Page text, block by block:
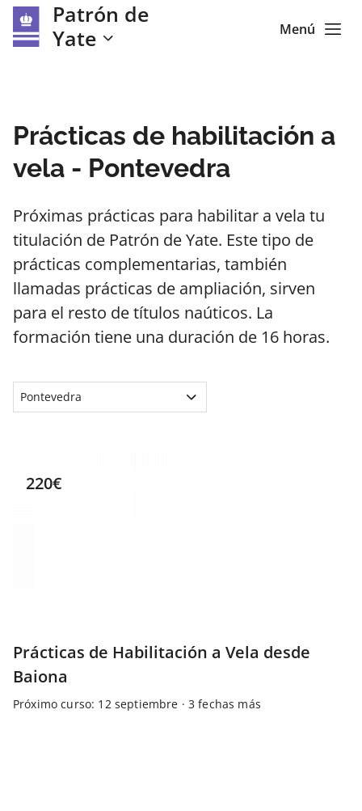
Patrón de
Yate
Menú
Prácticas de habilitación a
vela - Pontevedra
Próximas prácticas para habilitar a vela tu
titulación de Patrón de Yate. Este tipo de
prácticas complementarias, también
llamadas prácticas de ampliación, sirven
para el resto de títulos naúticos. La
formación tiene una duración de 16 horas.
Pontevedra
220€
Prácticas de Habilitación a Vela desde
Baiona
Próximo curso: 12 septiembre · 3 fechas más